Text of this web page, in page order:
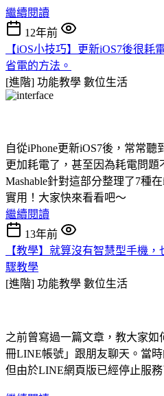
繼續閱讀
12年前
【iOS小技巧】更新iOS7後很耗
省電的方法。
[進階] 功能教學 數位生活
自從iPhone更新iOS7後，常常
更加耗電了，甚至因為耗電問
Mashable針對這部分整理了7種
實用！大家快來看看吧～
繼續閱讀
13年前
【教學】就算沒有智慧型手機
驟教學
[進階] 功能教學 數位生活
之前曾寫過一篇文章，教大家
冊LINE帳號」跟朋友聊天。當
但由於LINE網頁版已經停止服務